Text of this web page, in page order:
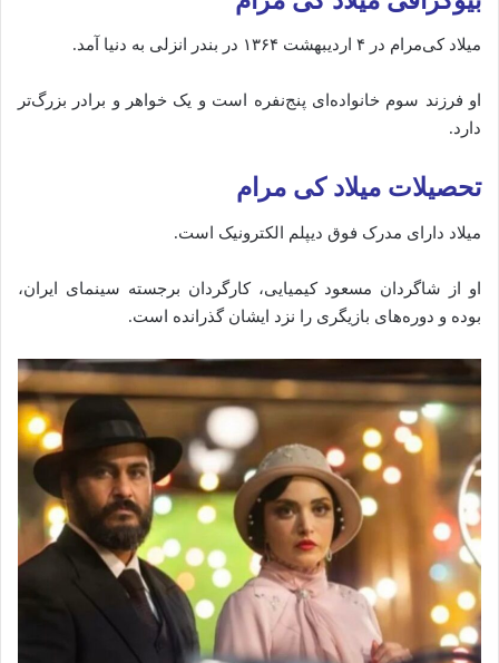
میلاد کی‌مرام در ۴ اردیبهشت ۱۳۶۴ در بندر انزلی به دنیا آمد.
او فرزند سوم خانواده‌ای پنج‌نفره است و یک خواهر و برادر بزرگ‌تر
دارد.
تحصیلات میلاد کی مرام
میلاد دارای مدرک فوق دیپلم الکترونیک است.
او از شاگردان مسعود کیمیایی، کارگردان برجسته سینمای ایران،
بوده و دوره‌های بازیگری را نزد ایشان گذرانده است.